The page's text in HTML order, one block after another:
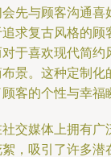
先与顾客沟通喜
求复古风格的顾
于喜欢现代简约
景。这种定制化
客的个性与幸福
交媒体上拥有广
，吸引了许多潜